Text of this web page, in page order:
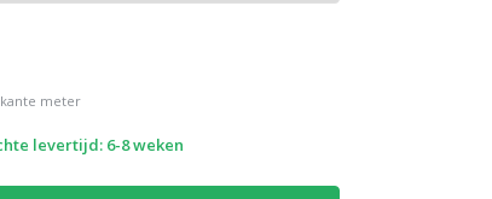
meter
levertijd: 6-8 weken